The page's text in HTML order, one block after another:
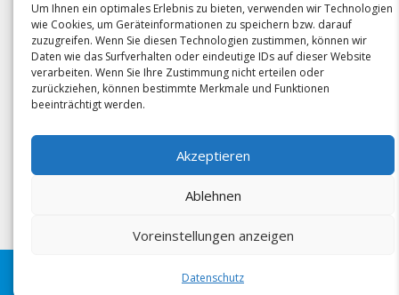
Um Ihnen ein optimales Erlebnis zu bieten, verwenden wir Technologien
wie Cookies, um Geräteinformationen zu speichern bzw. darauf
zuzugreifen. Wenn Sie diesen Technologien zustimmen, können wir
Daten wie das Surfverhalten oder eindeutige IDs auf dieser Website
verarbeiten. Wenn Sie Ihre Zustimmung nicht erteilen oder
zurückziehen, können bestimmte Merkmale und Funktionen
beeinträchtigt werden.
Akzeptieren
Ablehnen
Voreinstellungen anzeigen
Datenschutz
Referenzen
News
Samacostyle.ch
Impressum
Kontakt
AGBs & Verbindlichkeiten
Folgen Sie uns schon?